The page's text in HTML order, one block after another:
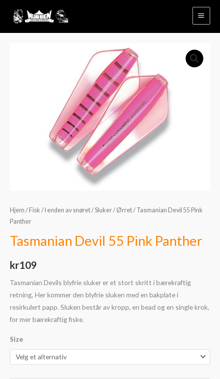
Hjem / Fisk / I enden av snøret/Sluker/ Ørret/ Tasmanian Devil 55 Pink
Panther
Tasmanian Devil 55 Pink Panther
kr109
Tasmanian Devils blyfrie sluker er et stort skritt i bærekraftig
retning, Her kommer den blyfrie sluken med en bakplate i
resirkulert papp. Sluken består av kropp, en bead og en single krok,
for mer bærekraftig fiske.
Size